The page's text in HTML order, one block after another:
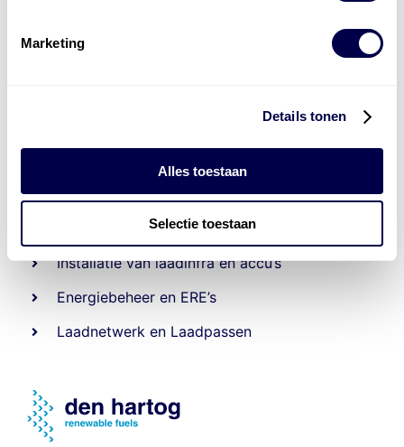
Marketing
Details tonen
Alles toestaan
Selectie toestaan
Levert complete
accu oplossingen
Installatie van laadinfra en accu’s
Energiebeheer en ERE’s
Laadnetwerk en Laadpassen